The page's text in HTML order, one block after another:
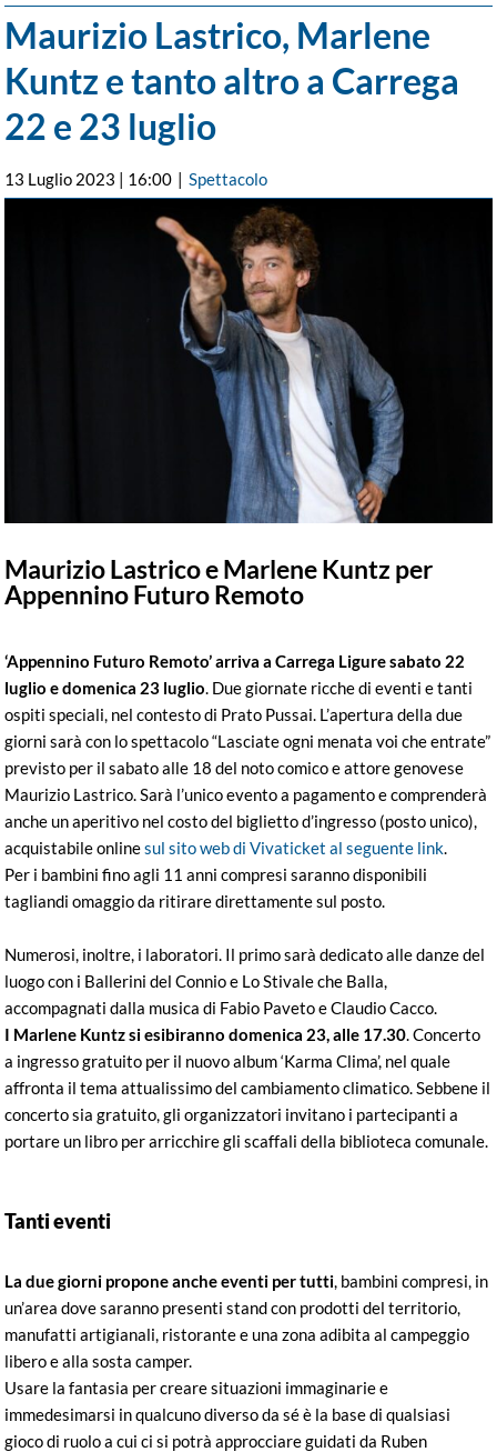
Maurizio Lastrico, Marlene
Kuntz e tanto altro a Carrega
22 e 23 luglio
13 Luglio 2023 | 16:00 | Spettacolo
Maurizio Lastrico e Marlene Kuntz per
Appennino Futuro Remoto
‘Appennino Futuro Remoto’ arriva a Carrega Ligure sabato 22
luglio e domenica 23 luglio. Due giornate ricche di eventi e tanti
ospiti speciali, nel contesto di Prato Pussai. L’apertura della due
giorni sarà con lo spettacolo “Lasciate ogni menata voi che entrate”
previsto per il sabato alle 18 del noto comico e attore genovese
Maurizio Lastrico. Sarà l’unico evento a pagamento e comprenderà
anche un aperitivo nel costo del biglietto d’ingresso (posto unico),
acquistabile onlinesul sito web di Vivaticket al seguente link.
Per i bambini fino agli 11 anni compresi saranno disponibili
tagliandi omaggio da ritirare direttamente sul posto.
Numerosi, inoltre, i laboratori. Il primo sarà dedicato alle danze del
luogo con i Ballerini del Connio e Lo Stivale che Balla,
accompagnati dalla musica di Fabio Paveto e Claudio Cacco.
I Marlene Kuntz si esibiranno domenica 23, alle 17.30. Concerto
a ingresso gratuito per il nuovo album ‘Karma Clima’, nel quale
affronta il tema attualissimo del cambiamento climatico. Sebbene il
concerto sia gratuito, gli organizzatori invitano i partecipanti a
portare un libro per arricchire gli scaffali della biblioteca comunale.
Tanti eventi
La due giorni propone anche eventi per tutti, bambini compresi, in
un’area dove saranno presenti stand con prodotti del territorio,
manufatti artigianali, ristorante e una zona adibita al campeggio
libero e alla sosta camper.
Usare la fantasia per creare situazioni immaginarie e
immedesimarsi in qualcuno diverso da sé è la base di qualsiasi
gioco di ruolo a cui ci si potrà approcciare guidati da Ruben